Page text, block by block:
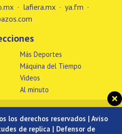
· lafiera.mx · ya.fm ·
Más Deportes
Máquina del Tiempo
Videos
Al minuto
los derechos reservados | Aviso
de replica| Defensor de